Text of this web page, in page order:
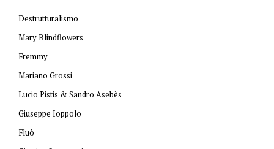
Destrutturalismo
Mary Blindflowers
Fremmy
Mariano Grossi
Lucio Pistis & Sandro Asebès
Giuseppe Ioppolo
Fluò